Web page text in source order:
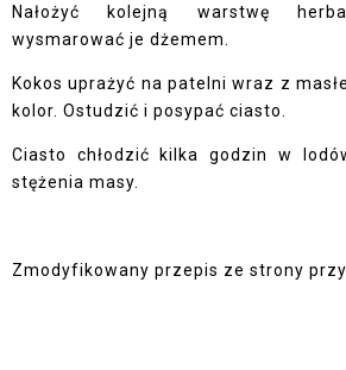
Nałożyć kolejną warstwę
wysmarować je dżemem.
Kokos uprażyć na patelni wraz z
kolor. Ostudzić i posypać ciasto.
Ciasto chłodzić kilka godzin w
stężenia masy.
Zmodyfikowany przepis ze strony